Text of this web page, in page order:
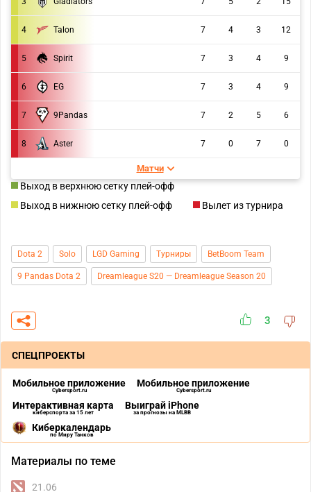
4 Talon 7 4 3 12
5 Spirit 7 3 4 9
6 EG 7 3 4 9
7 9Pandas 7 2 5 6
8 Aster 7 0 7 0
Матчи
Выход в верхнюю сетку плей-офф
Выход в нижнюю сетку плей-офф
Вылет из турнира
Dota 2 Solo LGD Gaming Турниры BetBoom Team
9 Pandas Dota 2 Dreamleague S20 — Dreamleague Season 20
3
СПЕЦПРОЕКТЫ
Мобильное приложение
Cybersport.ru
Мобильное приложение
Cybersport.ru
Интерактивная карта
киберспорта за 15 лет
Выиграй iPhone
за прогнозы на MLBB
Киберкалендарь
по Миру Танков
Материалы по теме
21.06